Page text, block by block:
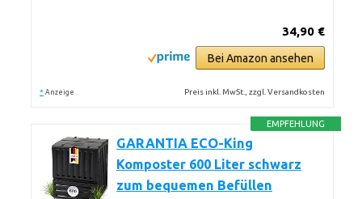
34,90 €
Bei Amazon ansehen
* Anzeige Preis inkl. MwSt., zzgl. Versandkosten
EMPFEHLUNG
GARANTIA ECO-King
Komposter 600 Liter schwarz
zum bequemen Befüllen